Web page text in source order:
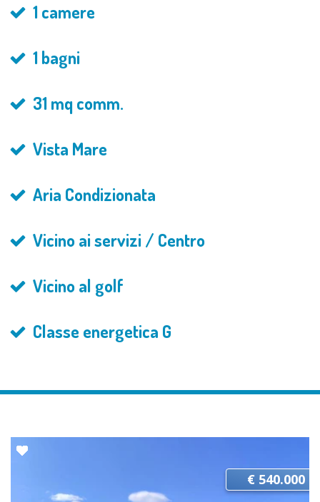
1 camere
1 bagni
31 mq comm.
Vista Mare
Aria Condizionata
Vicino ai servizi / Centro
Vicino al golf
Classe energetica G
€ 540.000